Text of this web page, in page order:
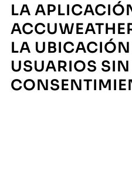
LA
LA UBICACIÓN
USUARIOS SIN